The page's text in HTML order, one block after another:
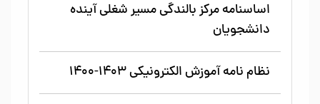
اساسنامه مرکز بالندگی مسیر شغلی آینده
دانشجویان
نظام نامه آموزش الکترونیکی 1403-1400